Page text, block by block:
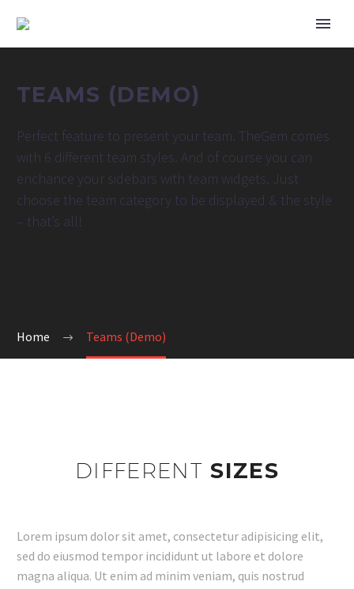
TEAMS (DEMO)
Perfect feature to present your team. TheGem comes
with 6 different team styles. And of course you can
enchance your sidebars with team widgets. Just
choose the team category to be displayed & the style
– that’s all!
Home Teams (Demo)
DIFFERENT SIZES
Lorem ipsum dolor sit amet, consectetur adipisicing elit,
sed do eiusmod tempor incididunt ut labore et dolore
magna aliqua. Ut enim ad minim veniam, quis nostrud